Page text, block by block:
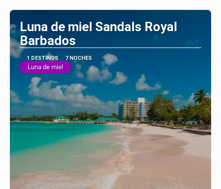
Luna de miel Sandals Royal
Barbados
1 DESTINOS 7 NOCHES
Luna de miel